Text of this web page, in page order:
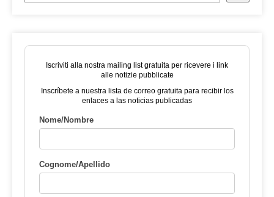
Iscriviti alla nostra mailing list gratuita per ricevere i link
alle notizie pubblicate
Inscríbete a nuestra lista de correo gratuita para recibir los
enlaces a las noticias publicadas
Nome/Nombre
Cognome/Apellido